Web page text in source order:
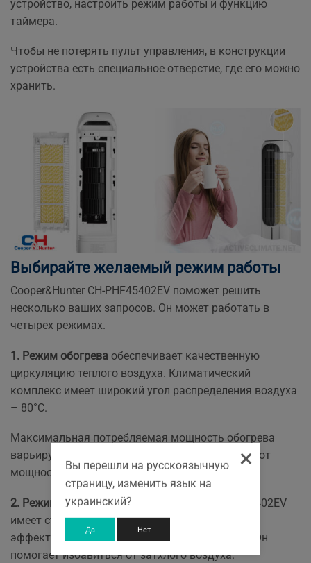
устройство, настроить режим работы и функцию
таймера.
Чтобы не потерять пульт управления, в конструкции
устройства есть специальное отверстие, где его можно
хранить.
Выбирайте желаемый режим работы
Cooper&Hunter CH-PHF45402EV поможет решить
несколько ваших запросов. Он может работать в
четырех режимах.
1. Режим обогрева обеспечивает качественную
циркуляцию теплого воздуха. Климатический
комплекс имеет широкий угол распределения воздуха
– 80°С.
Максимальная потребляемая мощность обогрева
варьируется
, в зависимости от
мощности обогрева.
2. Режим вентиляции. Cooper&Hunter CH-PHF45402EV
имеет съемный тангенциальный вентилятор,
эффективно распределяющий поток воздуха. Он
помогает избавиться от затхлого воздуха.
×
Вы перешли на русскоязычную
страницу, изменить язык на
украинский?
Да Нет